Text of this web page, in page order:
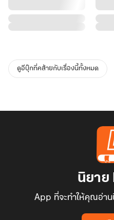
ดูอีบุ๊กที่คล้ายกับเรื่องนี้ทั้งหมด
นิยาย
App ที่จะทำให้คุณอ่าน